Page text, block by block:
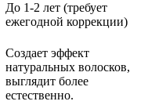
До 1-2 лет (требует
ежегодной коррекции)
Создает эффект
натуральных волосков,
выглядит более
естественно.